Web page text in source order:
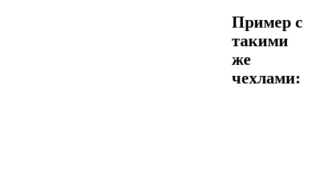
Пример с
такими
же
чехлами: